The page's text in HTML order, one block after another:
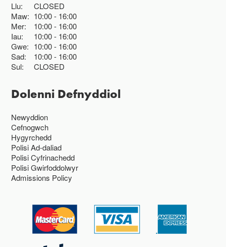
Llu:
CLOSED
Maw: 10:00 16:00
Mer:
10:00 16:00
Iau:
10:00 16:00
Gwe: 10:00 16:00
Sad:
10:00 16:00
Sul:
CLOSED
Dolenni Defnyddiol
Newyddion
Cefnogwch
Hygyrchedd
Polisi Ad-daliad
Polisi Cyfrinachedd
Polisi Gwirfoddolwyr
Admissions Policy